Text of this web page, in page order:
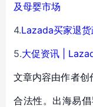
及母婴市场
4.Lazada买家退
5.大促资讯 |
文章内容由作者创
合法性。出海易